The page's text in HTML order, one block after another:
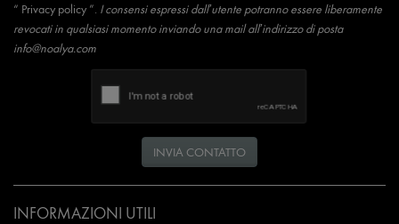
“ Privacy policy ”. I consensi espressi dall’utente potranno essere liberamente
revocati in qualsiasi momento inviando una mail all’indirizzo di posta
info@noalya.com
INVIA CONTATTO
INFORMAZIONI UTILI